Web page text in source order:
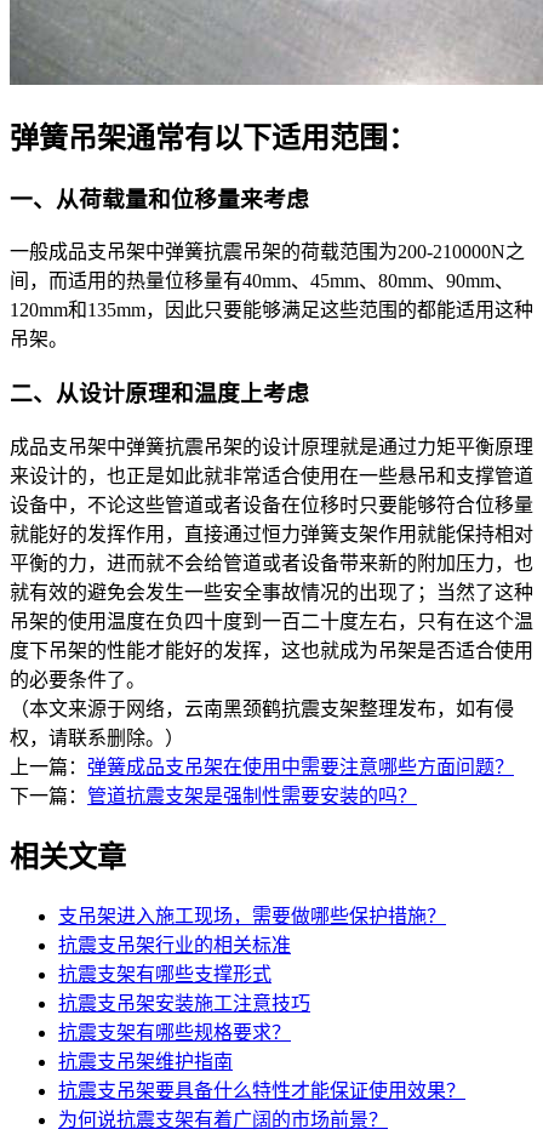
弹簧吊架通常有以下适用范围：
一、从荷载量和位移量来考虑
一般成品支吊架中弹簧抗震吊架的荷载范围为200-210000N之
间，而适用的热量位移量有40mm、45mm、80mm、90mm、
120mm和135mm，因此只要能够满足这些范围的都能适用这种
吊架。
二、从设计原理和温度上考虑
成品支吊架中弹簧抗震吊架的设计原理就是通过力矩平衡原理
来设计的，也正是如此就非常适合使用在一些悬吊和支撑管道
设备中，不论这些管道或者设备在位移时只要能够符合位移量
就能好的发挥作用，直接通过恒力弹簧支架作用就能保持相对
平衡的力，进而就不会给管道或者设备带来新的附加压力，也
就有效的避免会发生一些安全事故情况的出现了；当然了这种
吊架的使用温度在负四十度到一百二十度左右，只有在这个温
度下吊架的性能才能好的发挥，这也就成为吊架是否适合使用
的必要条件了。
（本文来源于网络，云南黑颈鹤抗震支架整理发布，如有侵
权，请联系删除。）
上一篇： 弹簧成品支吊架在使用中需要注意哪些方面问题？
下一篇： 管道抗震支架是强制性需要安装的吗？
相关文章
支吊架进入施工现场，需要做哪些保护措施？
抗震支吊架行业的相关标准
抗震支架有哪些支撑形式
抗震支吊架安装施工注意技巧
抗震支架有哪些规格要求？
抗震支吊架维护指南
抗震支吊架要具备什么特性才能保证使用效果？
为何说抗震支架有着广阔的市场前景？